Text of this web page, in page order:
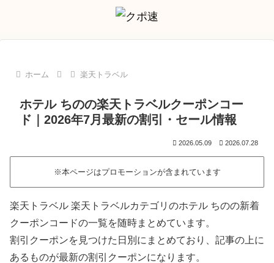
ホーム 楽天トラベル
ホテル ちのの楽天トラベルクーポンコー
ド｜2026年7月最新の割引・セール情報
2026.05.09 2026.07.28
※本ページはプロモーションが含まれています
楽天トラベル 楽天トラベルカテゴリのホテル ちのの新着
クーポンコードの一覧を随時まとめています。
割引クーポンを見つけた日別にまとめており、記事の上に
あるものが最新の割引クーポンになります。